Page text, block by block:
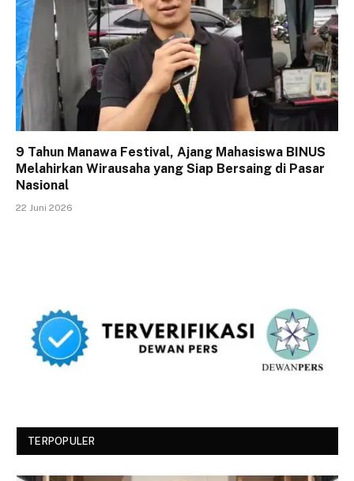
9 Tahun Manawa Festival, Ajang Mahasiswa BINUS
Melahirkan Wirausaha yang Siap Bersaing di Pasar
Nasional
22 Juni 2026
TERPOPULER